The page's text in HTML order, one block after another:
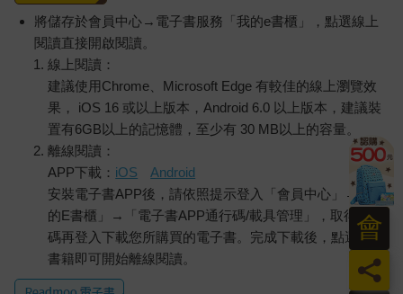
將儲存於會員中心→電子書服務「我的e書櫃」，點選線上
閱讀直接開啟閱讀。
線上閱讀：
建議使用Chrome、Microsoft Edge 有較佳的線上瀏覽效
果， iOS 16 或以上版本，Android 6.0 以上版本，建議裝
置有6GB以上的記憶體，至少有 30 MB以上的容量。
離線閱讀：
APP下載： iOS
Android
安裝電子書APP後，請依照提示登入「會員中心」→「我
的E書櫃」→「電子書APP通行碼/載具管理」，取得通行
碼再登入下載您所購買的電子書。完成下載後，點選任一
書籍即可開始離線閱讀。
員
會